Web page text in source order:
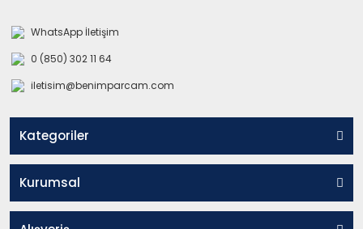
WhatsApp İletişim
0 (850) 302 11 64
iletisim@benimparcam.com
Kategoriler
Kurumsal